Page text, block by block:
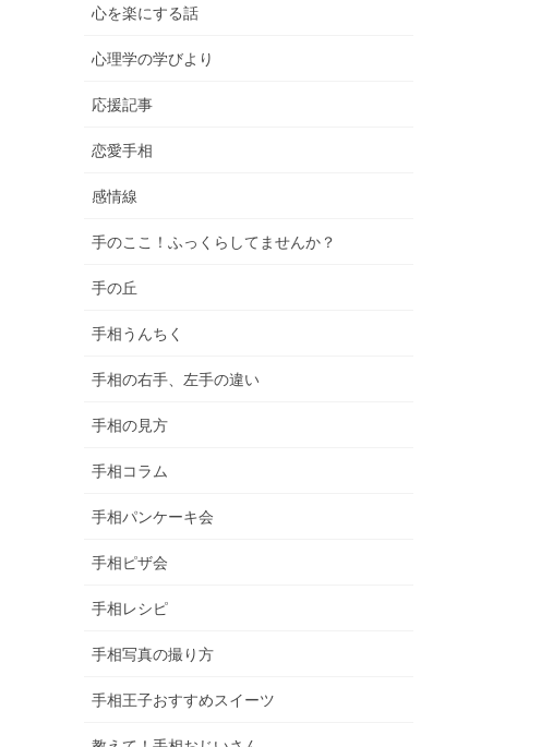
心を楽にする話
心理学の学びより
応援記事
恋愛手相
感情線
手のここ！ふっくらしてませんか？
手の丘
手相うんちく
手相の右手、左手の違い
手相の見方
手相コラム
手相パンケーキ会
手相ピザ会
手相レシピ
手相写真の撮り方
手相王子おすすめスイーツ